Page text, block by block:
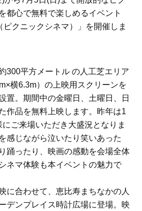
都心で無料で楽しめるイベント
ピクニックシネマ）」を開催しま
300平方メートル の人工芝エリア
横6.3m）の上映用スクリーンを
置。期間中の金曜日、土曜日、日
作品を無料上映します。昨年は1
ご来場いただき大盛況となりま
感じながら泣いたり笑いあった
踊ったり、映画の感動を会場全体
ネマ体験も本イベントの魅力で
に合わせて、恵比寿まちなかの人
デンプレイス時計広場に登場。映